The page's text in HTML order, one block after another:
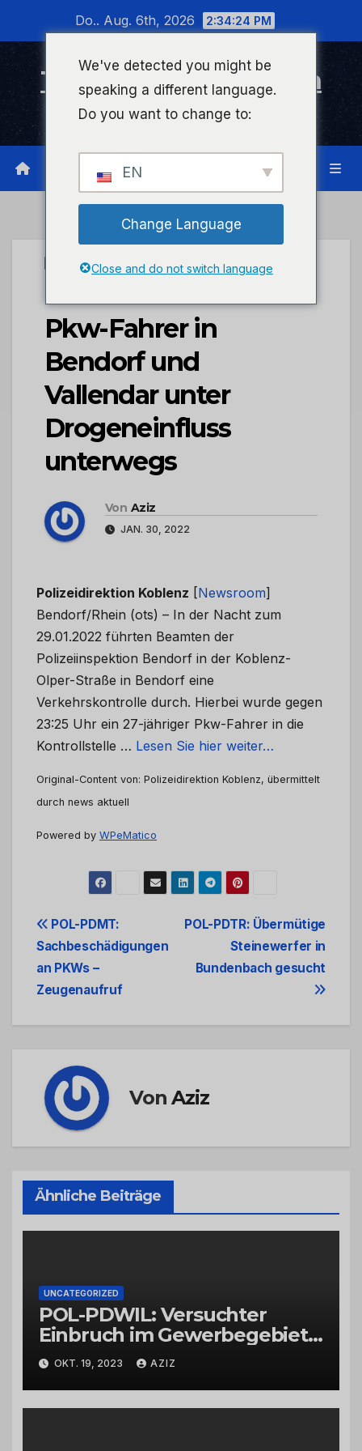
wechseln
Do.. Aug. 6th, 2026 2:34:25 PM
Timeline Bad Kreuznach
Infonetzwerk für Bad Kreuznach
UNCATEGORIZED
POL-PDKO: Zwei
Pkw-Fahrer in
Bendorf und
Vallendar unter
Drogeneinfluss
unterwegs
Von Aziz
JAN. 30, 2022
Polizeidirektion Koblenz [Newsroom]
Bendorf/Rhein (ots) – In der Nacht zum
29.01.2022 führten Beamten der
Polizeiinspektion Bendorf in der Koblenz-
Olper-Straße in Bendorf eine
Verkehrskontrolle durch. Hierbei wurde gegen
23:25 Uhr ein 27-jähriger Pkw-Fahrer in die
Kontrollstelle … Lesen Sie hier weiter…
Original-Content von: Polizeidirektion Koblenz, übermittelt
durch news aktuell
Powered by WPeMatico
Beitrags-
Navigation
POL-PDTR: Übermütige
Steinewerfer in
Bundenbach gesucht
POL-PDMT:
Sachbeschädigungen
an PKWs –
Zeugenaufruf
VonAziz
Ähnliche Beiträge
UNCATEGORIZED
POL-PDWIL: Versuchter
Einbruch im Gewerbegebiet
Wittlich
OKT. 19, 2023 AZIZ
We've detected you might be
speaking a different language.
Do you want to change to:
EN
Change Language
Close and do not switch language